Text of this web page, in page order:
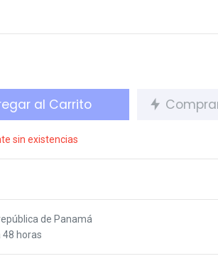
al Carrito
sin existencias
de Panamá
48 horas